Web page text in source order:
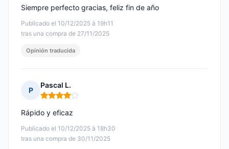
Publicado el 10/12/2025 à 19h11
tras una compra de 27/11/2025
Siempre perfecto gracias, feliz fin de año
Opinión traducida
P
Pascal L.
Nota: 4 de 5
Publicado el 10/12/2025 à 18h30
tras una compra de 30/11/2025
Rápido y eficaz